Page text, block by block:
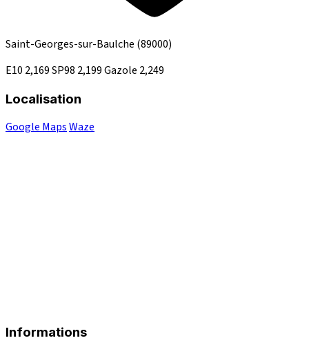
Saint-Georges-sur-Baulche (89000)
E10 2,169SP98 2,199Gazole 2,249
Localisation
Google MapsWaze
Informations